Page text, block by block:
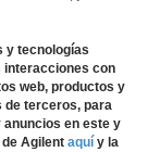
y tecnologías
interacciones con
web, productos y
de terceros, para
en este y
Agilent aquí y la